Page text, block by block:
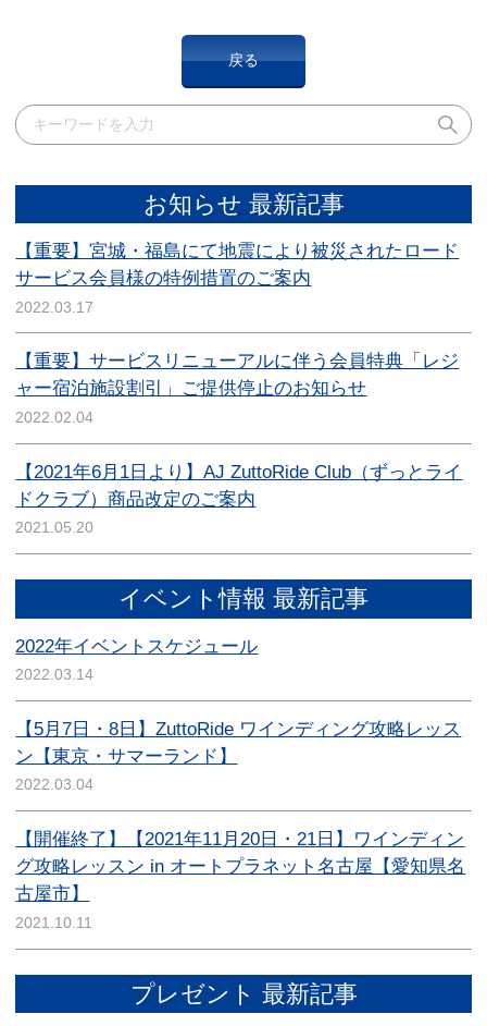
戻る
お知らせ 最新記事
【重要】宮城・福島にて地震により被災されたロード
サービス会員様の特例措置のご案内
2022.03.17
【重要】サービスリニューアルに伴う会員特典「レジ
ャー宿泊施設割引」ご提供停止のお知らせ
2022.02.04
【2021年6月1日より】AJ ZuttoRide Club（ずっとライ
ドクラブ）商品改定のご案内
2021.05.20
イベント情報 最新記事
2022年イベントスケジュール
2022.03.14
【5月7日・8日】ZuttoRide ワインディング攻略レッス
ン【東京・サマーランド】
2022.03.04
【開催終了】【2021年11月20日・21日】ワインディン
グ攻略レッスン in オートプラネット名古屋【愛知県名
古屋市】
2021.10.11
プレゼント 最新記事